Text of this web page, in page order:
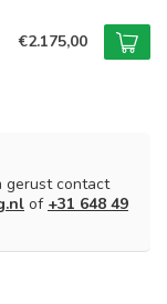
€2.175,00
gerust contact
of +31 648 49